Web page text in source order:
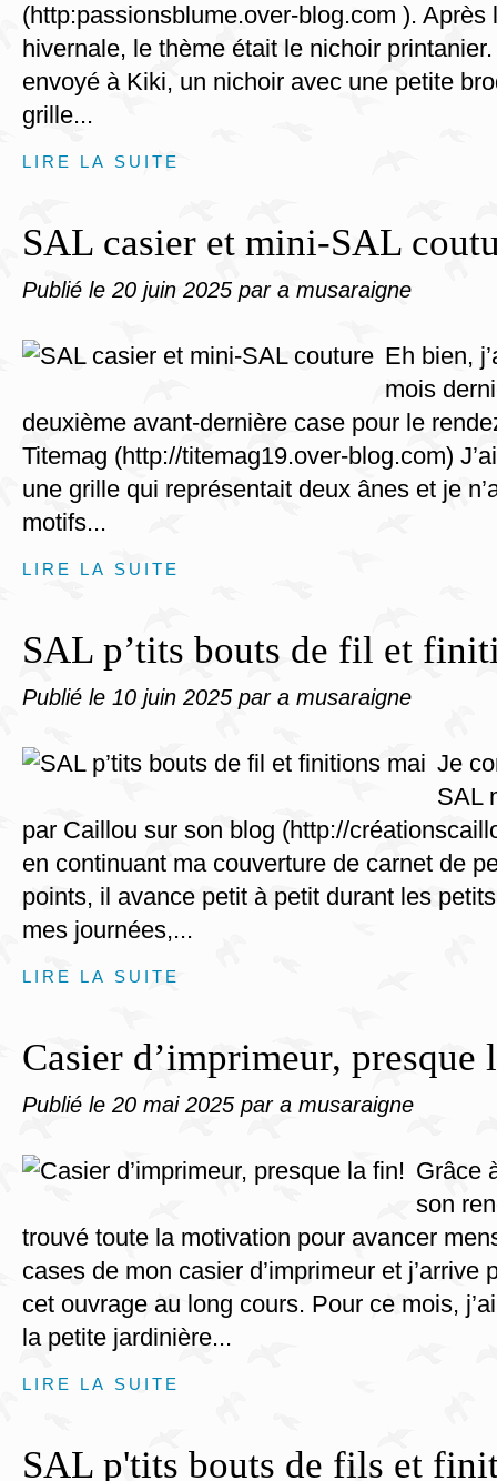
(http:passionsblume.over-blog.com ). Après
hivernale, le thème était le nichoir printanier.
envoyé à Kiki, un nichoir avec une petite
grille...
LIRE LA SUITE
SAL casier et mini-SAL
Publié le 20 juin 2025 par a musaraigne
Eh bien,
mois
deuxième avant-dernière case pour le
Titemag (http://titemag19.over-blog.com)
une grille qui représentait deux ânes et je
motifs...
LIRE LA SUITE
SAL p’tits bouts de fil et
Publié le 10 juin 2025 par a musaraigne
Je
SAL
par Caillou sur son blog (http://
en continuant ma couverture de carnet de
points, il avance petit à petit durant les
mes journées,...
LIRE LA SUITE
Casier d’imprimeur, presque
Publié le 20 mai 2025 par a musaraigne
Grâce
son
trouvé toute la motivation pour avancer
cases de mon casier d’imprimeur et j’arrive
cet ouvrage au long cours. Pour ce mois,
la petite jardinière...
LIRE LA SUITE
SAL p'tits bouts de fils et